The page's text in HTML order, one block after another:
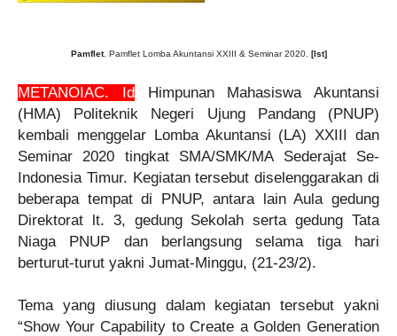
Pamflet. Pamflet Lomba Akuntansi XXIII & Seminar 2020. [Ist]
METANOIAC. IdHimpunan Mahasiswa Akuntansi
(HMA) Politeknik Negeri Ujung Pandang (PNUP)
kembali menggelar Lomba Akuntansi (LA) XXIII dan
Seminar 2020 tingkat SMA/SMK/MA Sederajat Se-
Indonesia Timur. Kegiatan tersebut diselenggarakan di
beberapa tempat di PNUP, antara lain Aula gedung
Direktorat lt. 3, gedung Sekolah serta gedung Tata
Niaga PNUP dan berlangsung selama tiga hari
berturut-turut yakni Jumat-Minggu, (21-23/2).
Tema yang diusung dalam kegiatan tersebut yakni
“Show Your Capability to Create a Golden Generation